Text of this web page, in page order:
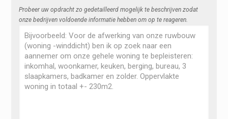
Probeer uw opdracht zo gedetailleerd mogelijk te beschrijven zodat
onze bedrijven voldoende informatie hebben om op te reageren.